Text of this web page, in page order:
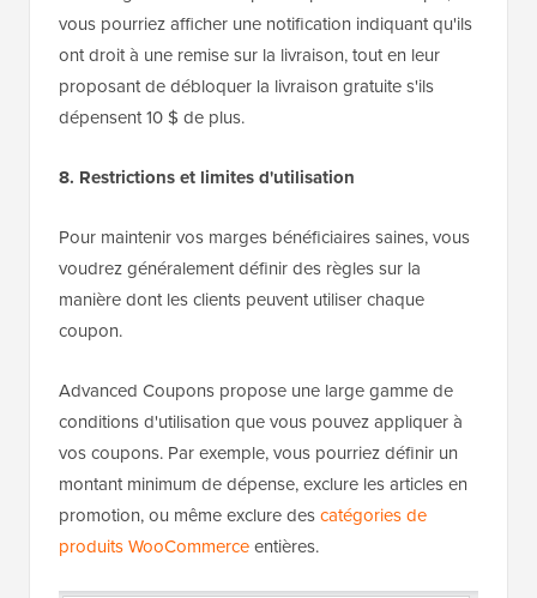
vous pourriez afficher une notification indiquant qu'ils
ont droit à une remise sur la livraison, tout en leur
proposant de débloquer la livraison gratuite s'ils
dépensent 10 $ de plus.
8. Restrictions et limites d'utilisation
Pour maintenir vos marges bénéficiaires saines, vous
voudrez généralement définir des règles sur la
manière dont les clients peuvent utiliser chaque
coupon.
Advanced Coupons propose une large gamme de
conditions d'utilisation que vous pouvez appliquer à
vos coupons. Par exemple, vous pourriez définir un
montant minimum de dépense, exclure les articles en
promotion, ou même exclure descatégories de
produits WooCommerceentières.